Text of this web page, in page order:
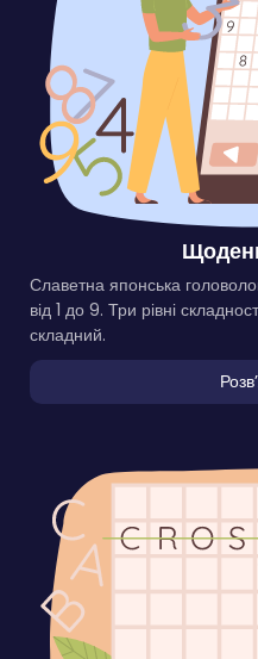
Славетна японська
від 1 до 9. Три рівні
складний.